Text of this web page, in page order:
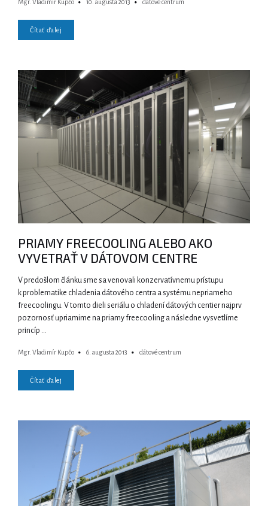
Mgr. Vladimír Kupčo 10. augusta 2013 dátové centrum
Čítať ďalej
PRIAMY FREECOOLING ALEBO AKO
VYVETRAŤ V DÁTOVOM CENTRE
V predošlom článku sme sa venovali konzervatívnemu prístupu
k problematike chladenia dátového centra a systému nepriameho
freecoolingu. V tomto dieli seriálu o chladení dátových centier najprv
pozornosť upriamime na priamy freecooling a následne vysvetlíme
princíp …
Mgr. Vladimír Kupčo 6. augusta 2013 dátové centrum
Čítať ďalej